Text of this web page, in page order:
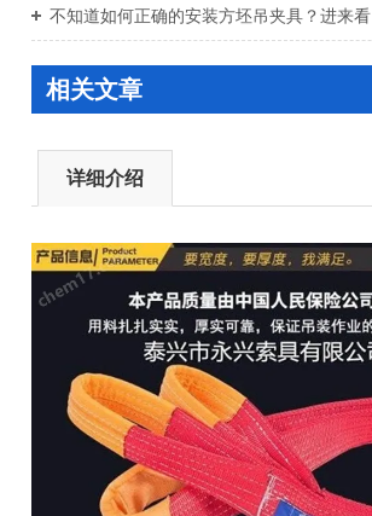
不知道如何正确的安装方坯吊夹具？进来看
相关文章
详细介绍